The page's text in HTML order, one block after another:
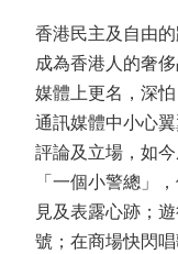
香港民主及自由
成為香港人的奢
媒體上更名，深
通訊媒體中小心
評論及立場，如
「一個小警總」
見及表露心跡；
號；在商場快閃